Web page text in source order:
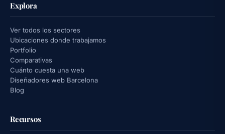
Explora
Ver todos los sectores
Ubicaciones donde trabajamos
Portfolio
Comparativas
Cuánto cuesta una web
Diseñadores web Barcelona
Blog
Recursos